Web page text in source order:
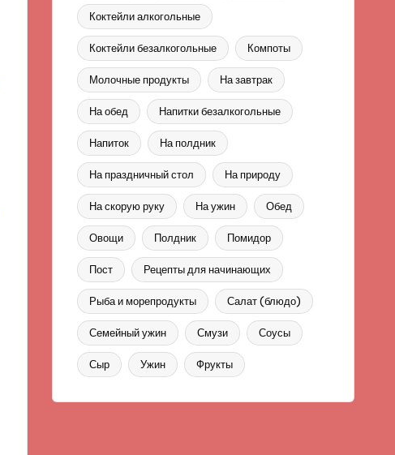
Коктейли алкогольные
Коктейли безалкогольные Компоты
Молочные продукты На завтрак
На обед Напитки безалкогольные
Напиток На полдник
На праздничный стол На природу
На скорую руку На ужин Обед
Овощи Полдник Помидор
Пост Рецепты для начинающих
Рыба и морепродукты Салат (блюдо)
Семейный ужин Смузи Соусы
Сыр Ужин Фрукты